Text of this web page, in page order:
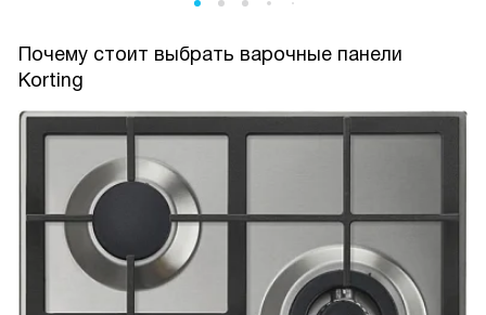
Почему стоит выбрать варочные панели
Korting